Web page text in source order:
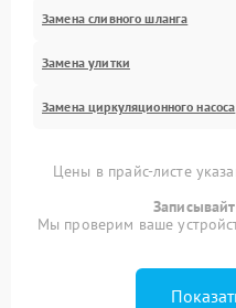
Замена сливного шланга
Замена улитки
Замена циркуляционного насоса
Цены в прайс-листе
Мы проверим ваше